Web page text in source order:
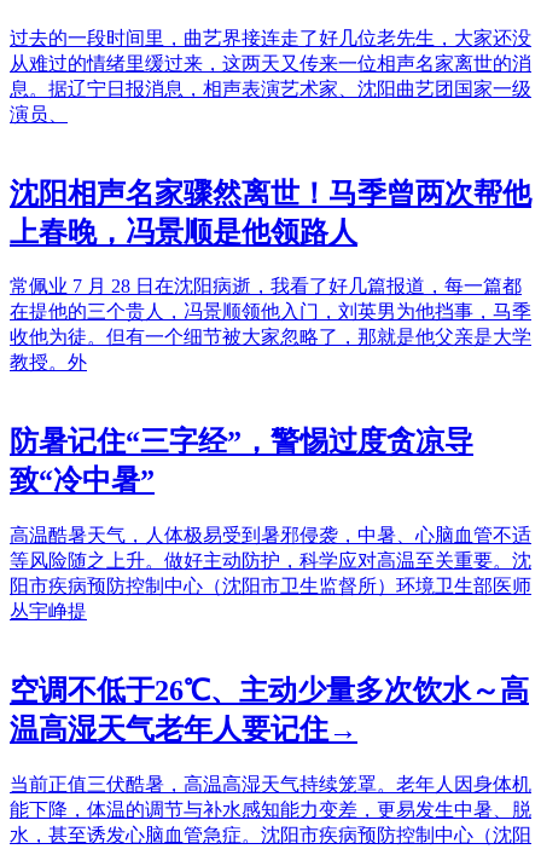
过去的一段时间里，曲艺界接连走了好几位老先生，大家还没
从难过的情绪里缓过来，这两天又传来一位相声名家离世的消
息。据辽宁日报消息，相声表演艺术家、沈阳曲艺团国家一级
演员、
沈阳相声名家骤然离世！马季曾两次帮他
上春晚，冯景顺是他领路人
常佩业 7 月 28 日在沈阳病逝，我看了好几篇报道，每一篇都
在提他的三个贵人，冯景顺领他入门，刘英男为他挡事，马季
收他为徒。但有一个细节被大家忽略了，那就是他父亲是大学
教授。外
防暑记住“三字经”，警惕过度贪凉导
致“冷中暑”
高温酷暑天气，人体极易受到暑邪侵袭，中暑、心脑血管不适
等风险随之上升。做好主动防护，科学应对高温至关重要。沈
阳市疾病预防控制中心（沈阳市卫生监督所）环境卫生部医师
丛宇峥提
空调不低于26℃、主动少量多次饮水～高
温高湿天气老年人要记住→
当前正值三伏酷暑，高温高湿天气持续笼罩。老年人因身体机
能下降，体温的调节与补水感知能力变差，更易发生中暑、脱
水，甚至诱发心脑血管急症。沈阳市疾病预防控制中心（沈阳